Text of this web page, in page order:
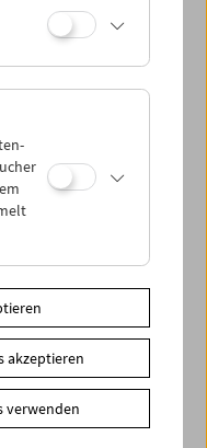
akzeptieren
verwenden